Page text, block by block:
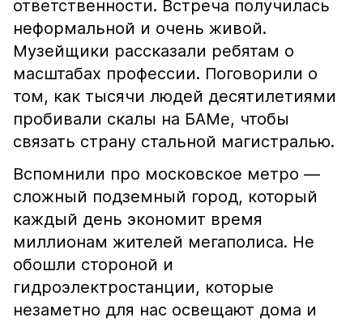
ответственности. Встреча получилась
неформальной и очень живой.
Музейщики рассказали ребятам о
масштабах профессии. Поговорили о
том, как тысячи людей десятилетиями
пробивали скалы на БАМе, чтобы
связать страну стальной магистралью.
Вспомнили про московское метро —
сложный подземный город, который
каждый день экономит время
миллионам жителей мегаполиса. Не
обошли стороной и
гидроэлектростанции, которые
незаметно для нас освещают дома и